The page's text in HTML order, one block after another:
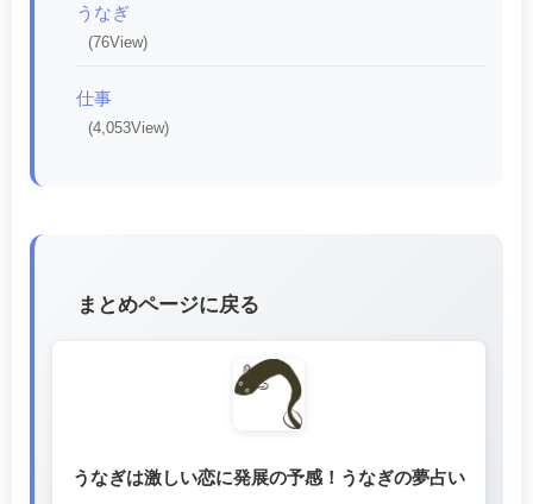
うなぎ
(76View)
仕事
(4,053View)
まとめページに戻る
うなぎは激しい恋に発展の予感！うなぎの夢占い